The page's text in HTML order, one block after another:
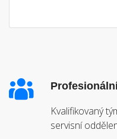
Kvalifikovaný
servisní